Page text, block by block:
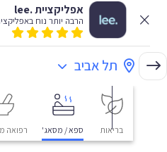
אפליקציית .lee
הרבה יותר נוח באפליקציה
תל אביב
בריאות ספא / מסאג' רפואה